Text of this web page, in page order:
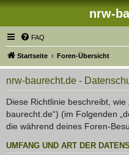
nrw-
FAQ
Startseite Foren-Übersicht
nrw-baurecht.de -
Diese Richtlinie beschreibt, wie
baurecht.de“) (im Folgenden
die während deines Foren-
UMFANG UND ART DER